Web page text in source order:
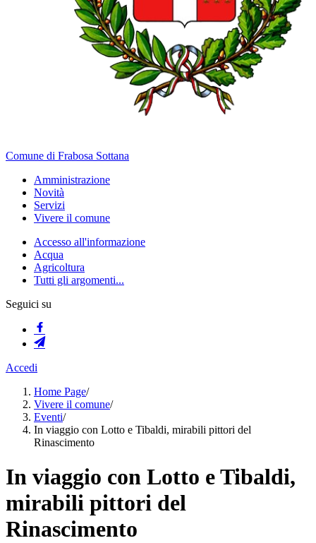
Comune di Frabosa Sottana
Amministrazione
Novità
Servizi
Vivere il comune
Accesso all'informazione
Acqua
Agricoltura
Tutti gli argomenti...
Seguici su
Accedi
Home Page/
Vivere il comune/
Eventi/
In viaggio con Lotto e Tibaldi, mirabili pittori del
Rinascimento
In viaggio con Lotto e Tibaldi,
mirabili pittori del
Rinascimento